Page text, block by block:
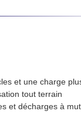
et une charge
tout terrain
et décharges à